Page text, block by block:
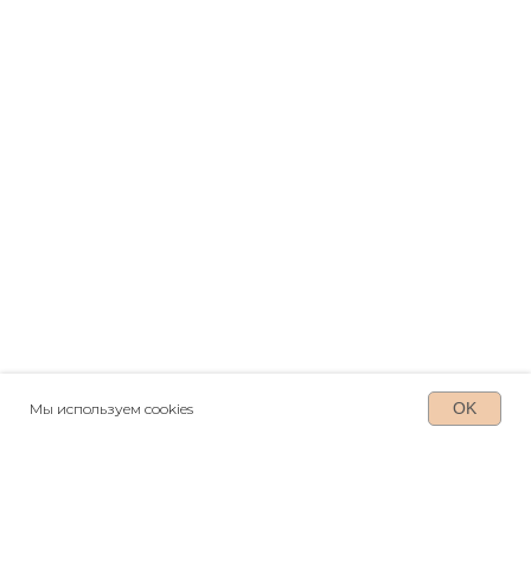
Мы используем cookies OK